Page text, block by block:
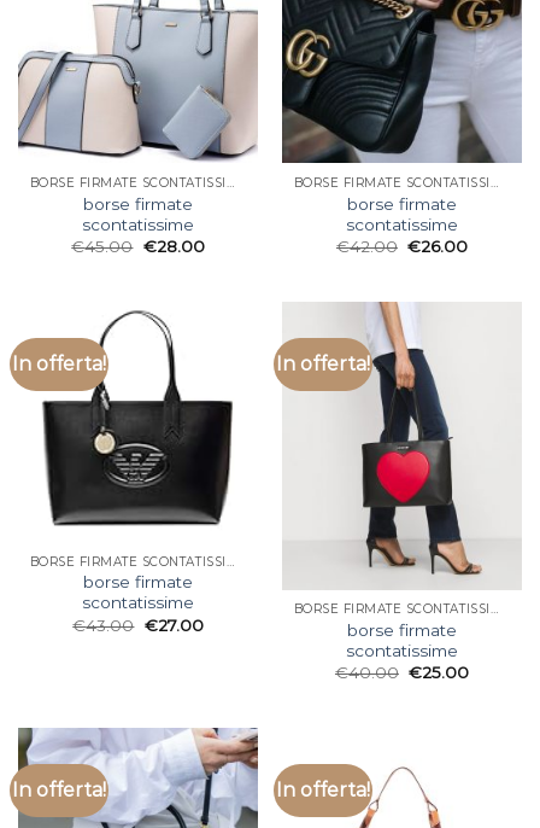
BORSE FIRMATE SCONTATISSIME
borse firmate
scontatissime
€45.00 €28.00
BORSE FIRMATE SCONTATISSIME
borse firmate
scontatissime
€42.00 €26.00
In offerta!
borse firmate
scontatissime
€43.00 €27.00
In offerta!
BORSE FIRMATE SCONTATISSIME
borse firmate
scontatissime
€40.00 €25.00
In offerta! In offerta!